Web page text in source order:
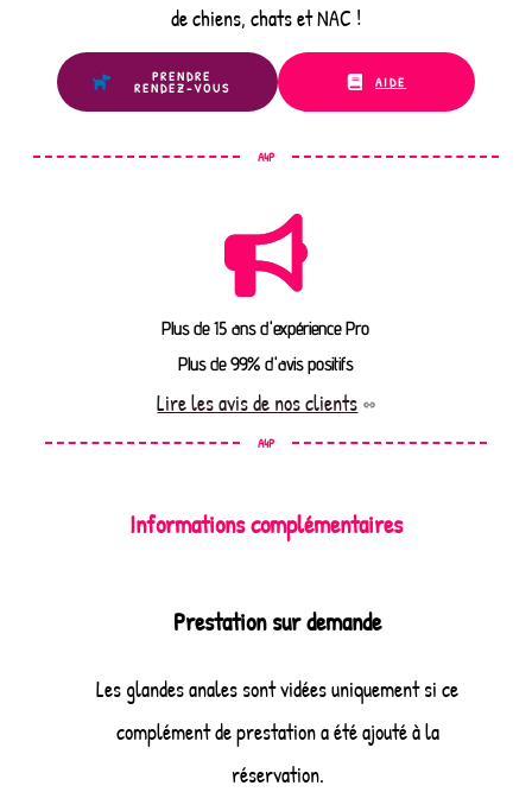
de chiens, chats et NAC !
PRENDRE
RENDEZ-VOUS AIDE
A4P
Plus de 15 ans d'expérience Pro
Plus de 99% d'avis positifs
Lire les avis de nos clients
A4P
Informations complémentaires
Prestation sur demande
Les glandes anales sont vidées uniquement si ce
complément de prestation a été ajouté à la
réservation.